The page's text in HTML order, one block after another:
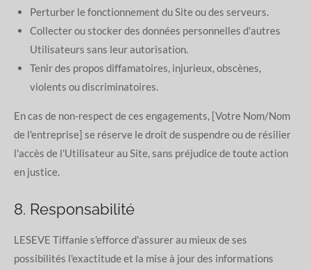
Perturber le fonctionnement du Site ou des serveurs.
Collecter ou stocker des données personnelles d'autres
Utilisateurs sans leur autorisation.
Tenir des propos diffamatoires, injurieux, obscènes,
violents ou discriminatoires.
En cas de non-respect de ces engagements, [Votre Nom/Nom
de l'entreprise] se réserve le droit de suspendre ou de résilier
l'accès de l'Utilisateur au Site, sans préjudice de toute action
en justice.
8. Responsabilité
LESEVE Tiffanie s'efforce d'assurer au mieux de ses
possibilités l'exactitude et la mise à jour des informations